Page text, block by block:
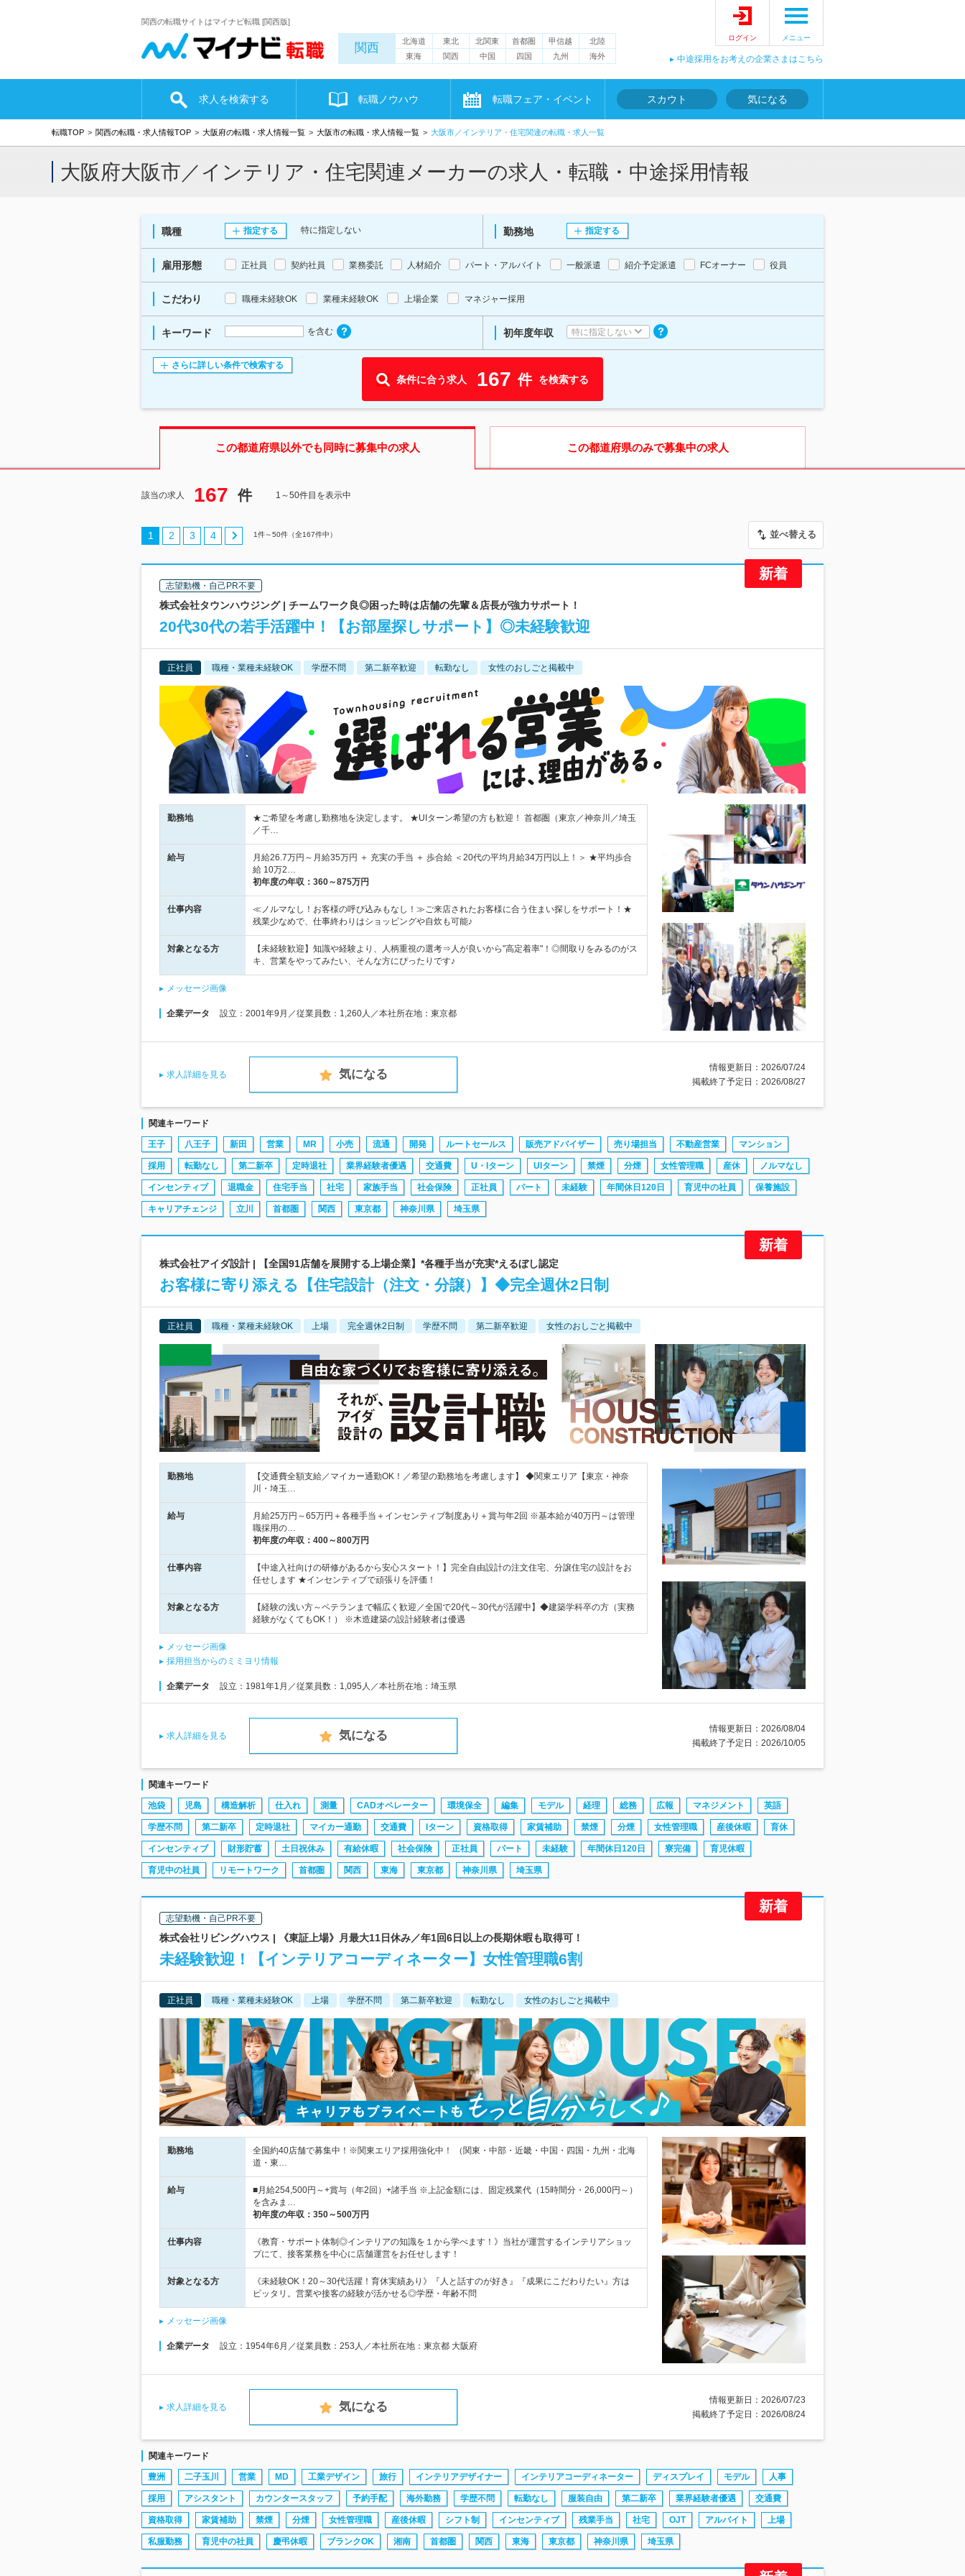
関西の転職サイトはマイナビ転職 [関西版]
関西 北海道 東北 北関東 首都圏 甲信越
北陸
東海
関西 中国 四国 九州 海外
ログイン メニュー
中途採用をお考えの企業さまはこちら
求人を検索する 転職ノウハウ 転職フェア・イベント スカウト 気になる
転職TOP 関西の転職・求人情報TOP 大阪府の転職・求人情報一覧 大阪市の転職・求人情報一覧 大阪市／インテリア・住宅関連の転職・求人一覧
大阪府大阪市／インテリア・住宅関連メーカーの求人・転職・中途採用情報
職種 指定する 特に指定しない 勤務地 指定する
雇用形態 正社員 契約社員 業務委託 人材紹介 パート・アルバイト 一般派遣 紹介予定派遣 FCオーナー 役員
こだわり 職種未経験OK 業種未経験OK 上場企業 マネジャー採用
キーワード を含む 初年度年収 特に指定しない
さらに詳しい条件で検索する
条件に合う求人 167 件 を検索する
この都道府県以外でも同時に募集中の求人 この都道府県のみで募集中の求人
該当の求人 167 件 1～50件目を表示中
1 2 3 4 1件～50件（全167件中） 並べ替える
志望動機・自己PR不要
株式会社タウンハウジング | チームワーク良◎困った時は店舗の先輩＆店長が強力サポート！
20代30代の若手活躍中！【お部屋探しサポート】◎未経験歓迎
正社員 職種・業種未経験OK 学歴不問 第二新卒歓迎 転勤なし 女性のおしごと掲載中
勤務地
★ご希望を考慮し勤務地を決定します。 ★UIターン希望の方も歓迎！ 首都圏（東京／神奈川／埼玉
／千…
給与
月給26.7万円～月給35万円 ＋ 充実の手当 ＋ 歩合給 ＜20代の平均月給34万円以上！＞ ★平均歩合
給 10万2…
初年度の年収： 360～875万円
仕事内容
≪ノルマなし！お客様の呼び込みもなし！≫ご来店されたお客様に合う住まい探しをサポート！★
残業少なめで、仕事終わりはショッピングや自炊も可能♪
対象となる方
【未経験歓迎】知識や経験より、人柄重視の選考⇒人が良いから"高定着率"！◎間取りをみるのがス
キ、営業をやってみたい、そんな方にぴったりです♪
メッセージ画像
企業データ 設立：2001年9月／従業員数：1,260人／本社所在地：東京都
求人詳細を見る 気になる
情報更新日：2026/07/24
掲載終了予定日：2026/08/27
関連キーワード
王子 八王子 新田 営業 MR 小売 流通 開発 ルートセールス 販売アドバイザー 売り場担当 不動産営業 マンション
採用 転勤なし 第二新卒 定時退社 業界経験者優遇 交通費 U・Iターン UIターン 禁煙 分煙 女性管理職 産休 ノルマなし
インセンティブ 退職金 住宅手当 社宅 家族手当 社会保険 正社員 パート 未経験 年間休日120日 育児中の社員 保養施設
キャリアチェンジ 立川 首都圏 関西 東京都 神奈川県 埼玉県
株式会社アイダ設計 | 【全国91店舗を展開する上場企業】*各種手当が充実*えるぼし認定
お客様に寄り添える【住宅設計（注文・分譲）】◆完全週休2日制
正社員 職種・業種未経験OK 上場 完全週休2日制 学歴不問 第二新卒歓迎 女性のおしごと掲載中
勤務地
【交通費全額支給／マイカー通勤OK！／希望の勤務地を考慮します】 ◆関東エリア【東京・神奈
川・埼玉…
給与
月給25万円～65万円＋各種手当＋インセンティブ制度あり＋賞与年2回 ※基本給が40万円～は管理
職採用の…
初年度の年収： 400～800万円
仕事内容
【中途入社向けの研修があるから安心スタート！】完全自由設計の注文住宅、分譲住宅の設計をお
任せします ★インセンティブで頑張りを評価！
対象となる方
【経験の浅い方～ベテランまで幅広く歓迎／全国で20代～30代が活躍中】◆建築学科卒の方（実務
経験がなくてもOK！） ※木造建築の設計経験者は優遇
メッセージ画像
採用担当からのミミヨリ情報
企業データ 設立：1981年1月／従業員数：1,095人／本社所在地：埼玉県
求人詳細を見る 気になる
情報更新日：2026/08/04
掲載終了予定日：2026/10/05
関連キーワード
池袋 児島 構造解析 仕入れ 測量 CADオペレーター 環境保全 編集 モデル 経理 総務 広報 マネジメント 英語
学歴不問 第二新卒 定時退社 マイカー通勤 交通費 Iターン 資格取得 家賃補助 禁煙 分煙 女性管理職 産後休暇 育休
インセンティブ 財形貯蓄 土日祝休み 有給休暇 社会保険 正社員 パート 未経験 年間休日120日 寮完備 育児休暇
育児中の社員 リモートワーク 首都圏 関西 東海 東京都 神奈川県 埼玉県
志望動機・自己PR不要
株式会社リビングハウス | 《東証上場》月最大11日休み／年1回6日以上の長期休暇も取得可！
未経験歓迎！【インテリアコーディネーター】女性管理職6割
正社員 職種・業種未経験OK 上場 学歴不問 第二新卒歓迎 転勤なし 女性のおしごと掲載中
勤務地
全国約40店舗で募集中！※関東エリア採用強化中！ （関東・中部・近畿・中国・四国・九州・北海
道・東…
給与
■月給254,500円～+賞与（年2回）+諸手当 ※上記金額には、固定残業代（15時間分・26,000円～）
を含みま…
初年度の年収： 350～500万円
仕事内容
《教育・サポート体制◎インテリアの知識を１から学べます！》当社が運営するインテリアショッ
プにて、接客業務を中心に店舗運営をお任せします！
対象となる方
《未経験OK！20～30代活躍！育休実績あり》『人と話すのが好き』『成果にこだわりたい』方は
ピッタリ。営業や接客の経験が活かせる◎学歴・年齢不問
メッセージ画像
企業データ 設立：1954年6月／従業員数：253人／本社所在地：東京都 大阪府
求人詳細を見る 気になる
情報更新日：2026/07/23
掲載終了予定日：2026/08/24
関連キーワード
豊洲 二子玉川 営業 MD 工業デザイン 旅行 インテリアデザイナー インテリアコーディネーター ディスプレイ モデル 人事
採用 アシスタント カウンタースタッフ 予約手配 海外勤務 学歴不問 転勤なし 服装自由 第二新卒 業界経験者優遇 交通費
資格取得 家賃補助 禁煙 分煙 女性管理職 産後休暇 シフト制 インセンティブ 残業手当 社宅 OJT アルバイト 上場
私服勤務 育児中の社員 慶弔休暇 ブランクOK 湘南 首都圏 関西 東海 東京都 神奈川県 埼玉県